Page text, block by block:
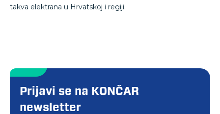
takva elektrana u Hrvatskoj i regiji.
Prijavi se na KONČAR
newsletter